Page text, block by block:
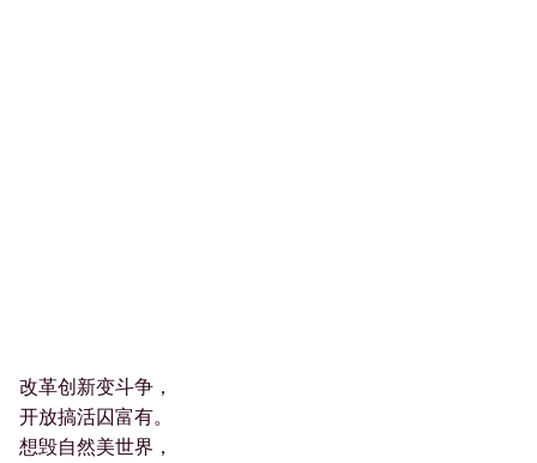
改革创新变斗争，
开放搞活囚富有。
想毁自然美世界，